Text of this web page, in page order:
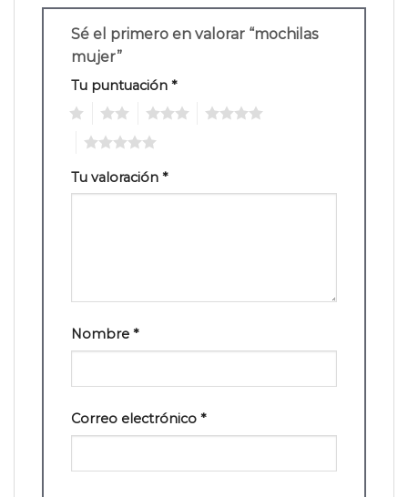
Sé el primero en valorar “mochilas
mujer”
Tu puntuación *
Tu valoración *
Nombre *
Correo electrónico *